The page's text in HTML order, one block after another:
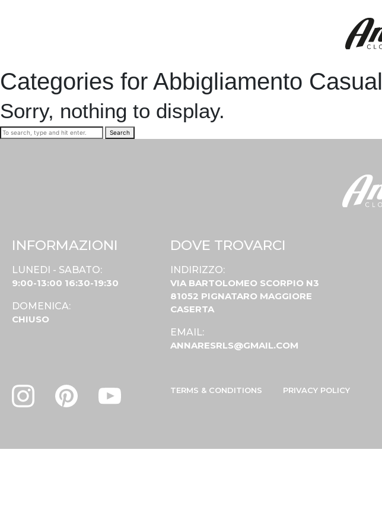
Categories for Abbigliamento Casual
Sorry, nothing to display.
Search
INFORMAZIONI
LUNEDI - SABATO:
9:00-13:00 16:30-19:30
DOMENICA:
CHIUSO
DOVE TROVARCI
INDIRIZZO:
VIA BARTOLOMEO SCORPIO N3
81052 PIGNATARO MAGGIORE
CASERTA
EMAIL:
ANNARESRLS@GMAIL.COM
TERMS & CONDITIONS PRIVACY POLICY